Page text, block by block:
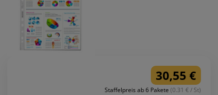
30,55 €
Staffelpreis ab 6 Pakete (0.31 € / St)